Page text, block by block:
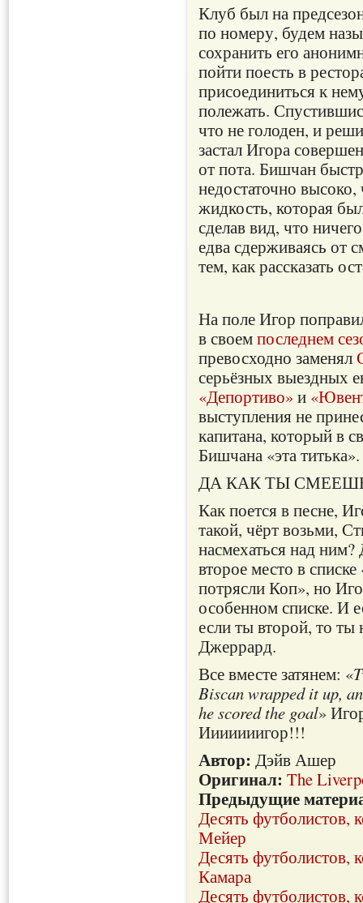
Клуб был на
по номеру, будем
сохранить его
пойти поесть в
присоединиться к
полежать.
что не голоден, и
застал Игора
от пота. Бишчан
недостаточно
жидкость, которая
сделав вид, что
едва сдерживаясь от
тем, как рассказать
На поле Игор
в своемпоследнем
превосходно заменял
серьёзных выездных
«Депортиво»и
выступления не
капитана, который в
Бишчана «эта титька».
ДА КАК ТЫ
Как поется в песне,
такой, чёрт возьми,
насмехаться над
второе место в
потрясли Коп», но
особенном списке. И
если ты второй, то
Джеррард.
Все вместе затянем: «
Biscan wrapped it up,
he scored the goal»
Ииииииигор!!!
Автор: Дэйв Ашер
Оригинал: The
Предыдущие
Десять
Мейер
Десять футболистов,
Камара
Десять футболистов,